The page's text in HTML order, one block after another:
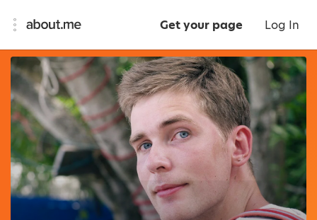
Get your page Log In